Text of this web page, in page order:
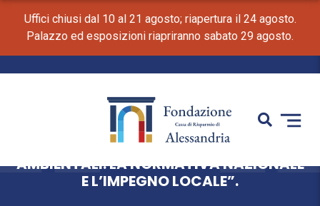
Uffici chiusi dal 10 al 21 agosto; riapertura il 24 agosto.
Palazzo ed esposizioni riapriranno sabato 29 agosto.
IL 24 OTTOBRE PALATIUM VETUS OSPITA
IL CONVEGNO “IRCCS PATOLOGIE
AMBIENTALI: LA NORMATIVA NAZIONALE
E L’IMPEGNO LOCALE”.